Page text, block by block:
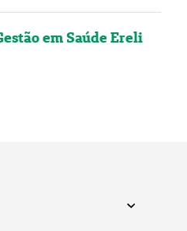
em Saúde Ereli